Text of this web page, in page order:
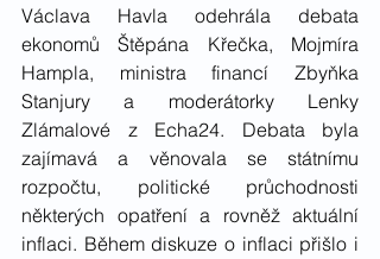
Václava Havla odehrála debata
ekonomů Štěpána Křečka, Mojmíra
Hampla, ministra financí Zbyňka
Stanjury a moderátorky Lenky
Zlámalové z Echa24. Debata byla
zajímavá a věnovala se státnímu
rozpočtu, politické průchodnosti
některých opatření a rovněž aktuální
inflaci. Během diskuze o inflaci přišlo i